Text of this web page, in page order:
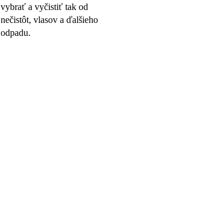
vybrať a vyčistiť tak od
nečistôt, vlasov a ďalšieho
odpadu.